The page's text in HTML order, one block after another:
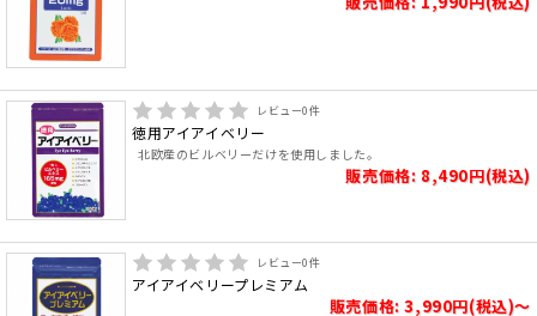
レビュー0件
徳用アイアイベリー
北欧産のビルベリーだけを使用しました。
販売価格: 8,490円(税込)
レビュー0件
アイアイベリープレミアム
販売価格: 3,990円(税込)～